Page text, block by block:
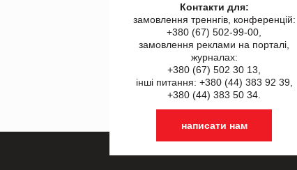
Контакти для:
замовлення треннгів, конференцій:
+380 (67) 502-99-00,
замовлення реклами на порталі,
журналах:
+380 (67) 502 30 13,
інші питання: +380 (44) 383 92 39,
+380 (44) 383 50 34.
написати нам